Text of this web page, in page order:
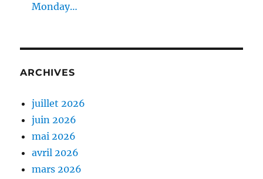
Monday…
ARCHIVES
juillet 2026
juin 2026
mai 2026
avril 2026
mars 2026